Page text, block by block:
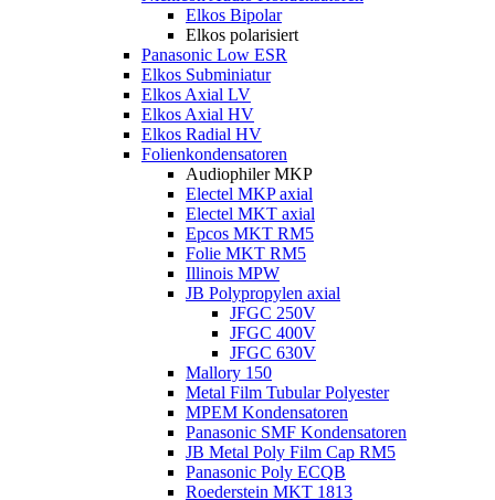
Elkos Bipolar
Elkos polarisiert
Panasonic Low ESR
Elkos Subminiatur
Elkos Axial LV
Elkos Axial HV
Elkos Radial HV
Folienkondensatoren
Audiophiler MKP
Electel MKP axial
Electel MKT axial
Epcos MKT RM5
Folie MKT RM5
Illinois MPW
JB Polypropylen axial
JFGC 250V
JFGC 400V
JFGC 630V
Mallory 150
Metal Film Tubular Polyester
MPEM Kondensatoren
Panasonic SMF Kondensatoren
JB Metal Poly Film Cap RM5
Panasonic Poly ECQB
Roederstein MKT 1813